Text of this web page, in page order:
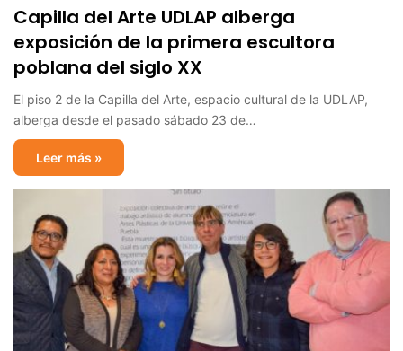
Capilla del Arte UDLAP alberga
exposición de la primera escultora
poblana del siglo XX
El piso 2 de la Capilla del Arte, espacio cultural de la UDLAP,
alberga desde el pasado sábado 23 de…
Leer más »